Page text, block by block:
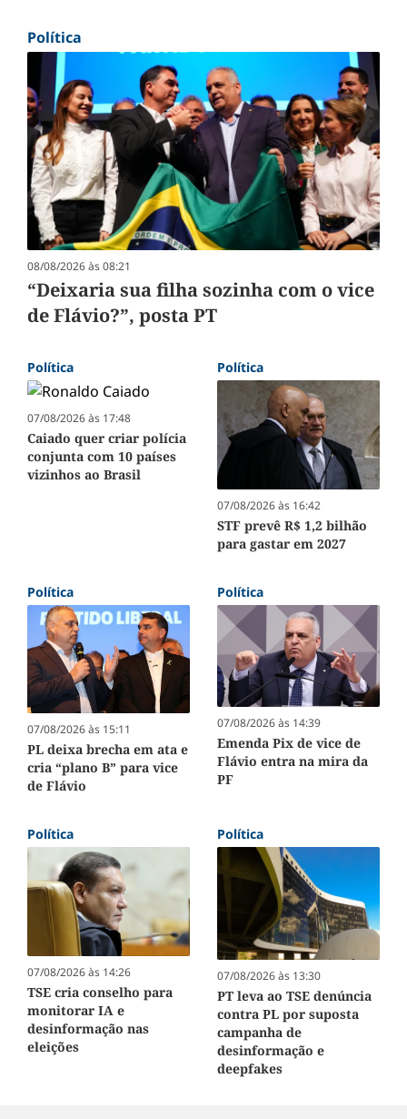
Política
08/08/2026 às 08:21
“Deixaria sua filha sozinha com o vice
de Flávio?”, posta PT
Política
07/08/2026 às 17:48
Caiado quer criar polícia
conjunta com 10 países
vizinhos ao Brasil
Política
07/08/2026 às 16:42
STF prevê R$ 1,2 bilhão
para gastar em 2027
Política
07/08/2026 às 15:11
PL deixa brecha em ata e
cria “plano B” para vice
de Flávio
Política
07/08/2026 às 14:39
Emenda Pix de vice de
Flávio entra na mira da
PF
Política
07/08/2026 às 14:26
TSE cria conselho para
monitorar IA e
desinformação nas
eleições
Política
07/08/2026 às 13:30
PT leva ao TSE denúncia
contra PL por suposta
campanha de
desinformação e
deepfakes